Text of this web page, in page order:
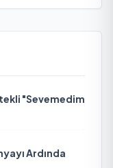
"Sevemedim